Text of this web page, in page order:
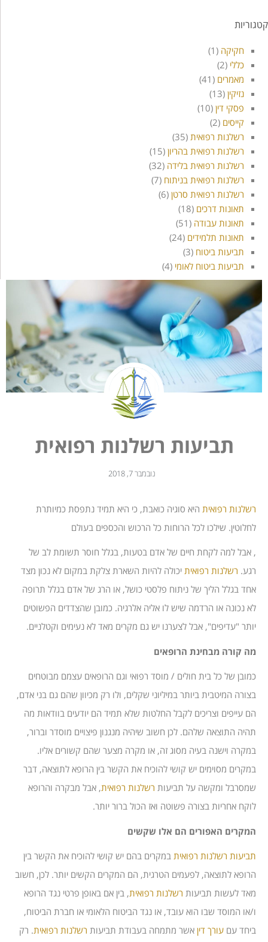
קטגוריות
חקיקה (1)
כללי (2)
מאמרים (41)
נזיקין (13)
פסקי דין (10)
קייסים (2)
רשלנות רפואית (35)
רשלנות רפואית בהריון (15)
רשלנות רפואית בלידה (32)
רשלנות רפואית בניתוח (7)
רשלנות רפואית סרטן (6)
תאונות דרכים (18)
תאונות עבודה (51)
תאונות תלמידים (24)
תביעות ביטוח (3)
תביעות ביטוח לאומי (4)
תביעות רשלנות רפואית
נובמבר 7, 2018
רשלנות רפואית היא סוגיה כואבת, כי היא תמיד נתפסת כמיותרת
לחלוטין. שילכו לכל הרוחות כל הרכוש והכספים בעולם
, אבל למה לקחת חיים של אדם בטעות, בגלל חוסר תשומת לב של
רגע. רשלנות רפואית יכולה להיות השארת צלקת במקום לא נכון מצד
אחד בגלל הליך של ניתוח פלסטי כושל, או הרג של אדם בגלל תרופה
לא נכונה או הרדמה שיש לו אליה אלרגיה. כמובן שהצדדים הפשוטים
יותר "עדיפים", אבל לצערנו יש גם מקרים מאד לא נעימים וקטלניים.
מה קורה מבחינת הרופאים
כמובן של כל בית חולים / מוסד רפואי וגם הרופאים עצמם מבוטחים
בצורה המיטבית ביותר במיליוני שקלים, ולו רק מכיוון שהם גם בני אדם,
הם עייפים וצריכים לקבל החלטות שלא תמיד הם יודעים בוודאות מה
תהיה התוצאה שלהם. לכן חשוב שיהיה מנגנון פיצויים מוסדר וברור,
במקרה וישנה בעיה מסוג זה, או מקרה מצער שהם קשורים אליו.
במקרים מסוימים יש קושי להוכיח את הקשר בין הרופא לתוצאה, דבר
שמסרבל ומקשה על תביעות רשלנות רפואית, אבל מבקרה והרופא
לוקח אחריות בצורה פשוטה ואז הכול ברור יותר.
המקרים האפורים הם אלו שקשים
תביעות רשלנות רפואית במקרים בהם יש קושי להוכיח את הקשר בין
הרופא לתוצאה, לפעמים הטרגית, הם המקרים הקשים יותר. לכן, חשוב
מאד לעשות תביעות רשלנות רפואית, בין אם באופן פרטי נגד הרופא
ו/או המוסד שבו הוא עובד, או נגד הביטוח הלאומי או חברת הביטוח,
ביחד עם עורך דין אשר מתמחה בעבודת תביעות רשלנות רפואית. רק